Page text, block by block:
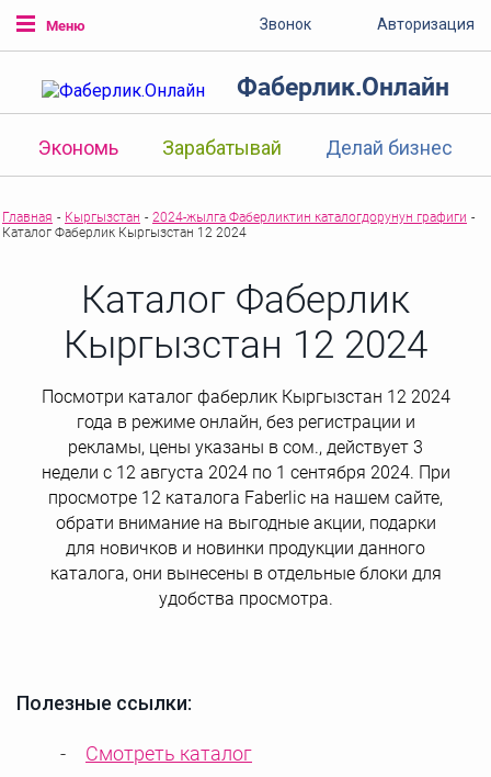
Меню Звонок Авторизация
Фаберлик.Онлайн
Экономь Зарабатывай Делай бизнес
Главная - Кыргызстан - 2024-жылга Фаберликтин каталогдорунун графиги -
Каталог Фаберлик Кыргызстан 12 2024
Каталог Фаберлик
Кыргызстан 12 2024
Посмотри каталог фаберлик Кыргызстан 12 2024
года в режиме онлайн, без регистрации и
рекламы, цены указаны в сом., действует 3
недели с 12 августа 2024 по 1 сентября 2024. При
просмотре 12 каталога Faberlic на нашем сайте,
обрати внимание на выгодные акции, подарки
для новичков и новинки продукции данного
каталога, они вынесены в отдельные блоки для
удобства просмотра.
Полезные ссылки:
Смотреть каталог